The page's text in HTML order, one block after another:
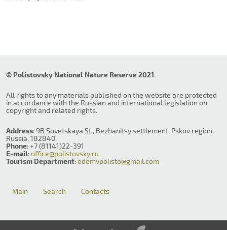
© Polistovsky National Nature Reserve 2021.
All rights to any materials published on the website are protected
in accordance with the Russian and international legislation on
copyright and related rights.
Address: 9B Sovetskaya St., Bezhanitsy settlement, Pskov region,
Russia, 182840.
Phone: +7 (81141)22-391
E-mail:office@polistovsky.ru
Tourism Department:edemvpolisto@gmail.com
Main Search Contacts